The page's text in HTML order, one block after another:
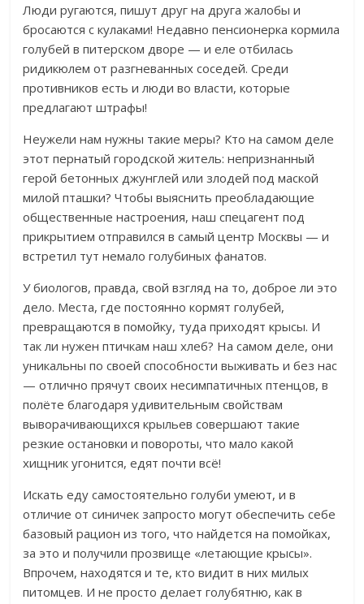
Люди ругаются, пишут друг на друга жалобы и
бросаются с кулаками! Недавно пенсионерка кормила
голубей в питерском дворе — и еле отбилась
ридикюлем от разгневанных соседей. Среди
противников есть и люди во власти, которые
предлагают штрафы!
Неужели нам нужны такие меры? Кто на самом деле
этот пернатый городской житель: непризнанный
герой бетонных джунглей или злодей под маской
милой пташки? Чтобы выяснить преобладающие
общественные настроения, наш спецагент под
прикрытием отправился в самый центр Москвы — и
встретил тут немало голубиных фанатов.
У биологов, правда, свой взгляд на то, доброе ли это
дело. Места, где постоянно кормят голубей,
превращаются в помойку, туда приходят крысы. И
так ли нужен птичкам наш хлеб? На самом деле, они
уникальны по своей способности выживать и без нас
— отлично прячут своих несимпатичных птенцов, в
полёте благодаря удивительным свойствам
выворачивающихся крыльев совершают такие
резкие остановки и повороты, что мало какой
хищник угонится, едят почти всё!
Искать еду самостоятельно голуби умеют, и в
отличие от синичек запросто могут обеспечить себе
базовый рацион из того, что найдется на помойках,
за это и получили прозвище «летающие крысы».
Впрочем, находятся и те, кто видит в них милых
питомцев. И не просто делает голубятню, как в